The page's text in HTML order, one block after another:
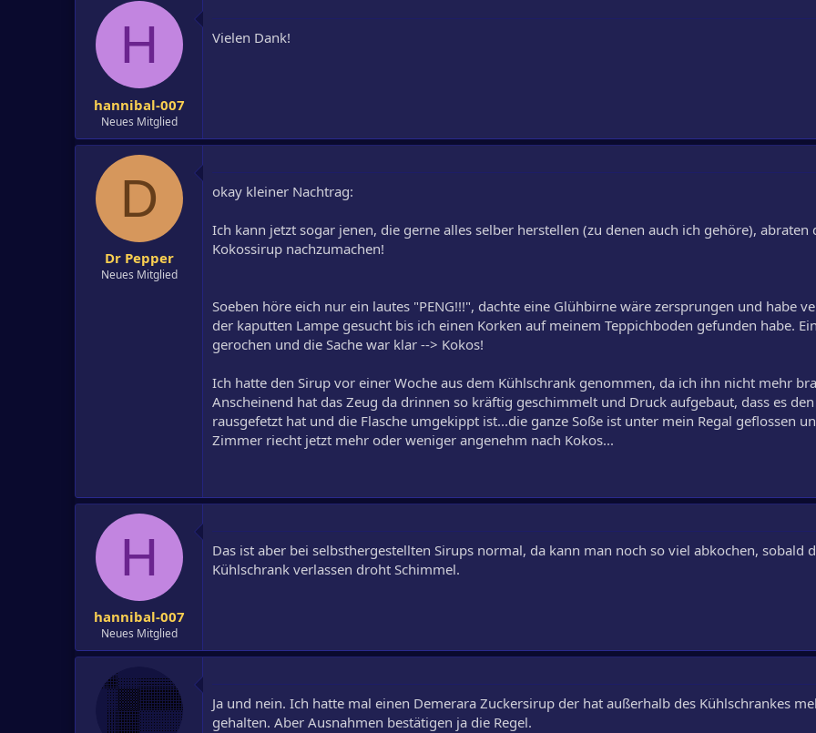
H
hannibal-007
Neues Mitglied
Vielen Dank!
D
Dr Pepper
Neues Mitglied
okay kleiner Nachtrag:
Ich kann jetzt sogar jenen, die gerne alles selber herstellen (zu denen auch ich gehöre), abraten
Kokossirup nachzumachen!
Soeben höre eich nur ein lautes "PENG!!!", dachte eine Glühbirne wäre zersprungen und habe
der kaputten Lampe gesucht bis ich einen Korken auf meinem Teppichboden gefunden habe.
gerochen und die Sache war klar --> Kokos!
Ich hatte den Sirup vor einer Woche aus dem Kühlschrank genommen, da ich ihn nicht mehr
Anscheinend hat das Zeug da drinnen so kräftig geschimmelt und Druck aufgebaut, dass es
rausgefetzt hat und die Flasche umgekippt ist...die ganze Soße ist unter mein Regal geflossen
Zimmer riecht jetzt mehr oder weniger angenehm nach Kokos...
H
hannibal-007
Neues Mitglied
Das ist aber bei selbsthergestellten Sirups normal, da kann man noch so viel abkochen, sobald
Kühlschrank verlassen droht Schimmel.
Ja und nein. Ich hatte mal einen Demerara Zuckersirup der hat außerhalb des Kühlschrankes
gehalten. Aber Ausnahmen bestätigen ja die Regel.